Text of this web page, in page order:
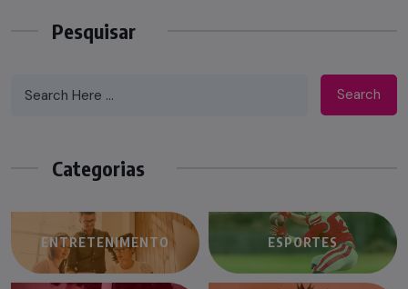
Pesquisar
Search
Categorias
ENTRETENIMENTO ESPORTES